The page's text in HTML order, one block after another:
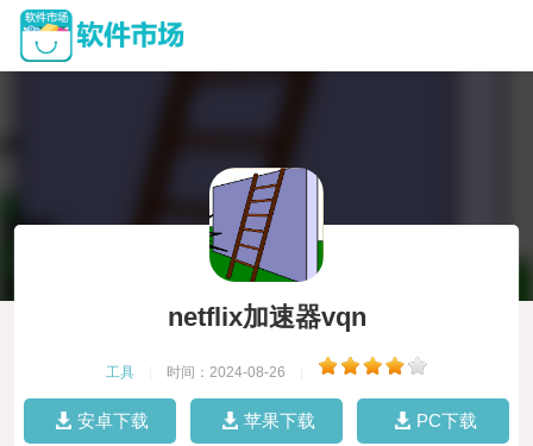
netflix加速器vqn
工具 时间：2024-08-26
安卓下载 苹果下载 PC下载